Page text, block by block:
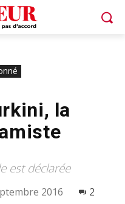
la
est déclarée
2016 2